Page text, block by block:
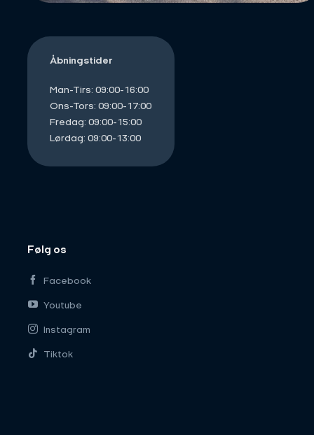
Følg os
Facebook
Youtube
Instagram
Tiktok
Åbningstider
Man-Tirs: 09:00-16:00
Ons-Tors: 09:00-17:00
Fredag: 09:00-15:00
Lørdag: 09:00-13:00